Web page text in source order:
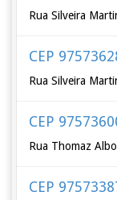
Rua Silveira
CEP
Rua Silveira
CEP
Rua Thomaz
CEP